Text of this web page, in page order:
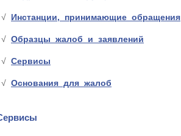
Инстанции, принимающие обращения
Образцы жалоб и заявлений
Сервисы
Основания для жалоб